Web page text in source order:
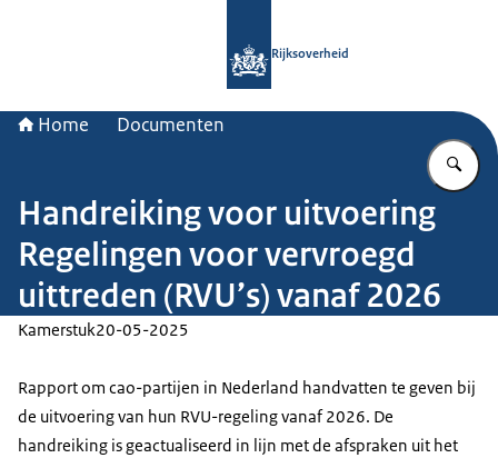
Rijksoverheid
Home Documenten
Handreiking voor uitvoering
Regelingen voor vervroegd
uittreden (RVU’s) vanaf 2026
Kamerstuk20-05-2025
Rapport om cao-partijen in Nederland handvatten te geven bij
de uitvoering van hun RVU-regeling vanaf 2026. De
handreiking is geactualiseerd in lijn met de afspraken uit het